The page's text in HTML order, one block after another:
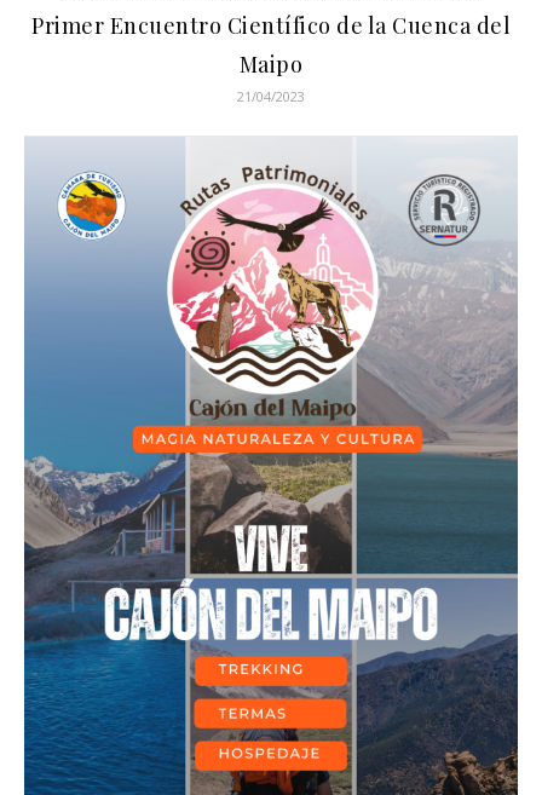
Primer Encuentro Científico de la Cuenca del
Maipo
21/04/2023